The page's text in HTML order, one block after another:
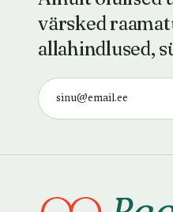
värsked
allahindlused,